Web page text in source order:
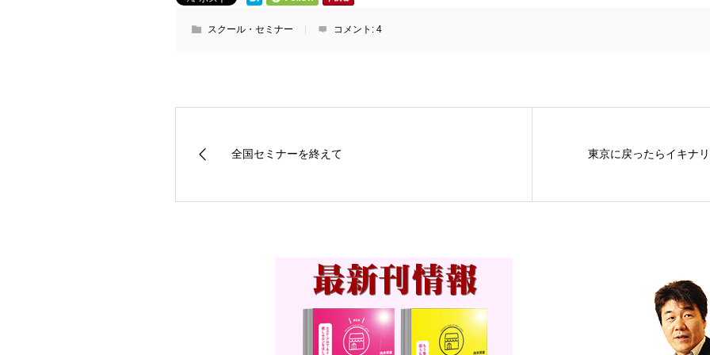
スクール・セミナー コメント: 4
全国セミナーを終えて 東京に戻ったらイキナ